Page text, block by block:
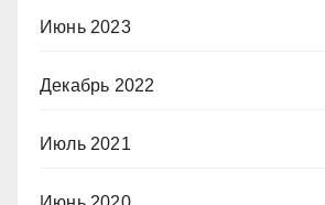
Июнь 2023
Декабрь 2022
Июль 2021